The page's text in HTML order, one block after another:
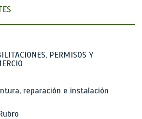
PERMISOS Y
reparación e instalación